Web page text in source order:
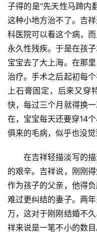
子得的是“先天性马蹄内
这种小地方治不了。吉
科医院可以看这个病，
永久性残疾。于是在孩
宝宝去了大上海。在那
治疗。手术之后起初每
上石膏固定，后来又穿
快，每过三个月就得换
在，宝宝每天还要穿14
俱来的毛病，似乎也没觉
在吉祥轻描淡写的
的艰辛。吉祥说，刚刚
作为孩子的父亲，他得
难过更纠结的妻子。两
万，这对于刚刚结婚不
祥来说是一笔不小的数